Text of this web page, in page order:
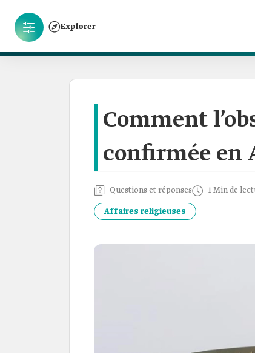
Explorer
Comment
confirmée en
Questions et réponses 1 Min de
Affaires religieuses